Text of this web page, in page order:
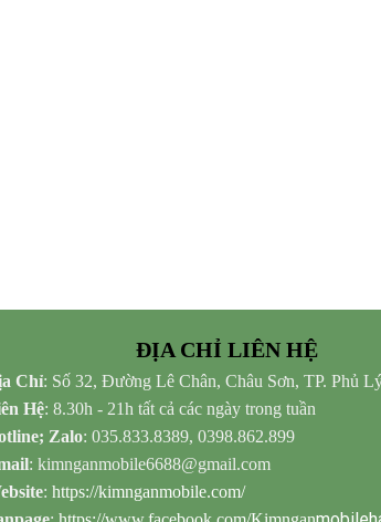
ĐỊA CHỈ LIÊN HỆ
Chỉ: Số 32, Đường Lê Chân, Châu Sơn, TP. Phủ
Hệ: 8.30h - 21h tất cả các ngày trong tuần
Zalo: 035.833.8389, 0398.862.899
: kimnganmobile6688@gmail.com
: https://kimnganmobile.com/